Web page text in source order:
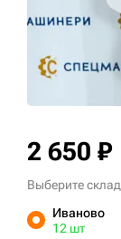
2 650 ₽
Выберите склад
Иваново
12 шт
+7 (499)